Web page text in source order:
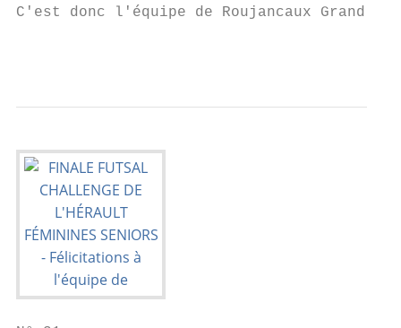
C'est donc l'équipe de Roujancaux